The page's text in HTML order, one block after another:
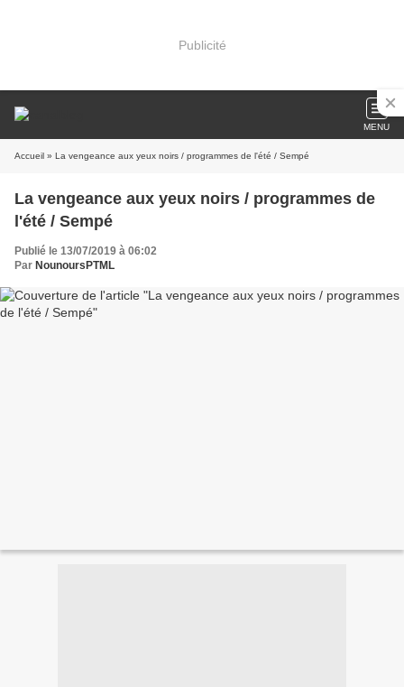
Publicité
MENU
Accueil » La vengeance aux yeux noirs / programmes de l'été / Sempé
La vengeance aux yeux noirs / programmes de
l'été / Sempé
Publié le 13/07/2019 à 06:02
Par NounoursPTML